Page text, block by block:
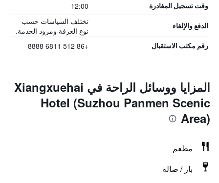
وقت تسجيل المغادرة 12:00
الدفع والإلغاء
تختلف السياسات حسب
نوع الغرفة ومزود الخدمة.
رقم مكتب الاستقبال +86 512 6811 8888
المزايا ووسائل الراحة في Xiangxuehai
Hotel (Suzhou Panmen Scenic
Area)
مطعم
بار / صالة